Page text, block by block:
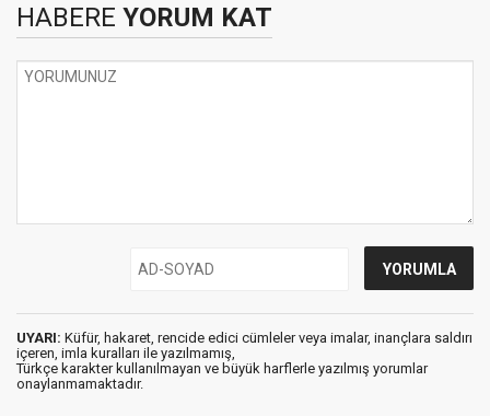
HABERE YORUM KAT
UYARI: Küfür, hakaret, rencide edici cümleler veya imalar, inançlara saldırı
içeren, imla kuralları ile yazılmamış,
Türkçe karakter kullanılmayan ve büyük harflerle yazılmış yorumlar
onaylanmamaktadır.